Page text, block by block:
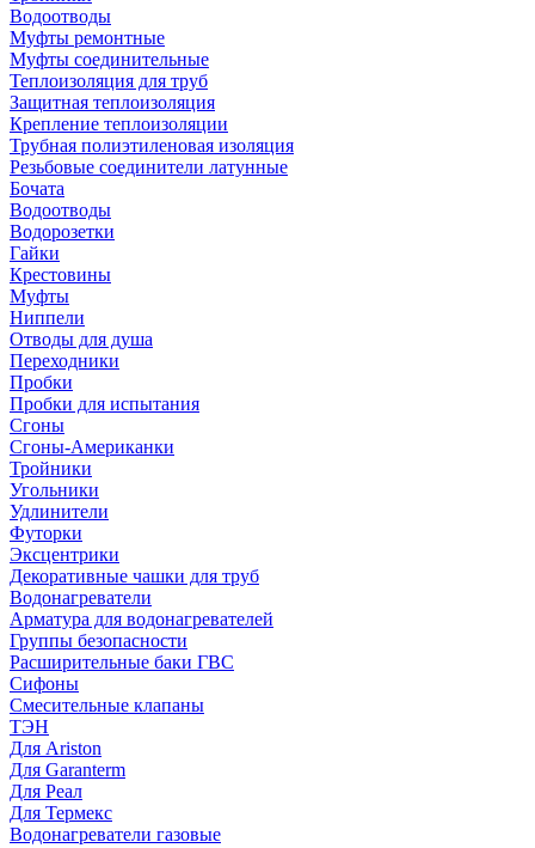
Водоотводы
Муфты ремонтные
Муфты соединительные
Теплоизоляция для труб
Защитная теплоизоляция
Крепление теплоизоляции
Трубная полиэтиленовая изоляция
Резьбовые соединители латунные
Бочата
Водоотводы
Водорозетки
Гайки
Крестовины
Муфты
Ниппели
Отводы для душа
Переходники
Пробки
Пробки для испытания
Сгоны
Сгоны-Американки
Тройники
Угольники
Удлинители
Футорки
Эксцентрики
Декоративные чашки для труб
Водонагреватели
Арматура для водонагревателей
Группы безопасности
Расширительные баки ГВС
Сифоны
Смесительные клапаны
ТЭН
Для Ariston
Для Garanterm
Для Реал
Для Термекс
Водонагреватели газовые